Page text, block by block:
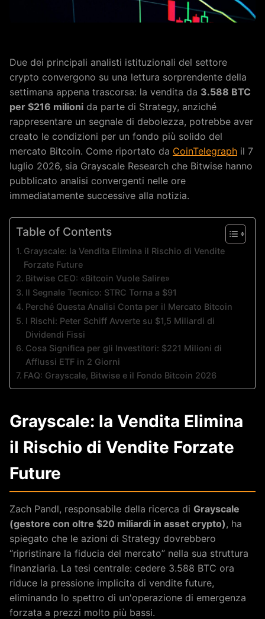
Due dei principali analisti istituzionali del settore
crypto convergono su una lettura sorprendente della
settimana appena trascorsa: la vendita da 3.588 BTC
per $216 milioni da parte di Strategy, anziché
rappresentare un segnale di debolezza, potrebbe aver
creato le condizioni per un fondo più solido del
mercato Bitcoin. Come riportato da CoinTelegraph il 7
luglio 2026, sia Grayscale Research che Bitwise hanno
pubblicato analisi convergenti nelle ore
immediatamente successive alla notizia.
Table of Contents
Grayscale: la Vendita Elimina il Rischio di Vendite
Forzate Future
Bitwise CEO: «Bitcoin Vuole Salire»
Il Segnale Tecnico: STRC Torna a $91
Perché Questa Analisi Conta per il Mercato Bitcoin
I Rischi: Peter Schiff Avverte su $1,5 Miliardi di
Dividendi Fissi
Cosa Significa per gli Investitori: $221 Milioni di
Afflussi ETF in 2 Giorni
FAQ: Grayscale, Bitwise e il Fondo Bitcoin 2026
Grayscale: la Vendita Elimina
il Rischio di Vendite Forzate
Future
Zach Pandl, responsabile della ricerca di Grayscale
(gestore con oltre $20 miliardi in asset crypto), ha
spiegato che le azioni di Strategy dovrebbero
“ripristinare la fiducia del mercato” nella sua struttura
finanziaria. La tesi centrale: cedere 3.588 BTC ora
riduce la pressione implicita di vendite future,
eliminando lo spettro di un'operazione di emergenza
forzata a prezzi molto più bassi.